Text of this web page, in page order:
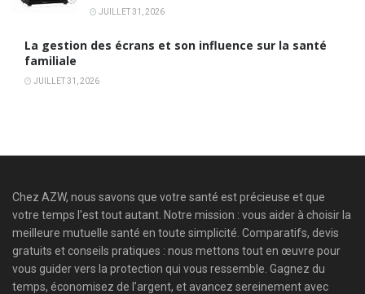
JUILLET 31, 2026
La gestion des écrans et son influence sur la santé
familiale
JUILLET 31, 2026
Chez AZW, nous savons que votre santé est précieuse et que
votre temps l'est tout autant. Notre mission : vous aider à choisir la
meilleure mutuelle santé en toute simplicité. Comparatifs, devis
gratuits et conseils pratiques : nous mettons tout en œuvre pour
vous guider vers la protection qui vous ressemble. Gagnez du
temps, économisez de l’argent, et avancez sereinement avec